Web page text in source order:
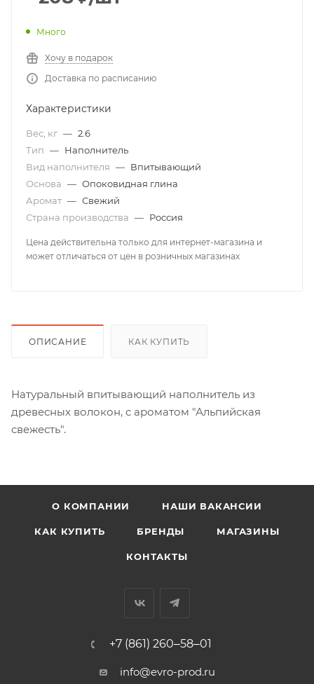
Много
Хочу в подарок
Доставка по расписанию
Характеристики
Вес, кг — 2.6
Тип — Наполнитель
Вид наполнителя — Впитывающий
Основа — Опоковидная глина
Аромат — Свежий
Страна производства — Россия
Цена действительна только для интернет-магазина и
может отличаться от цен в розничных магазинах
ОПИСАНИЕ КАК КУПИТЬ
Натуральный впитывающий наполнитель из
древесных волокон, с ароматом "Альпийская
свежесть".
О КОМПАНИИ НАШИ ВАКАНСИИ
КАК КУПИТЬ БРЕНДЫ МАГАЗИНЫ
КОНТАКТЫ
+7 (861) 260‒58‒01
info@evro-prod.ru